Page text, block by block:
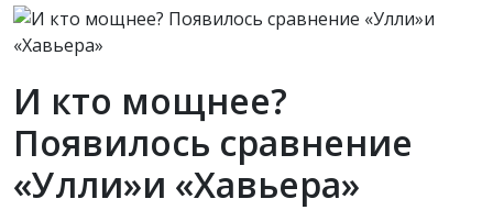
И кто мощнее?
Появилось сравнение
«Улли»и «Хавьера»